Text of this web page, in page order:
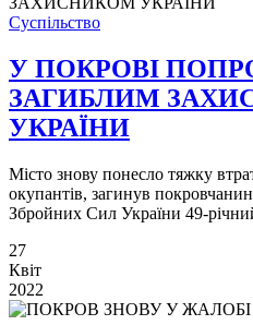
Суспільство
У ПОКРОВІ
ЗАГИБЛИМ
УКРАЇНИ
Місто знову понесло тяжку
окупантів, загинув
Збройних Сил України 49-
27
Квіт
2022